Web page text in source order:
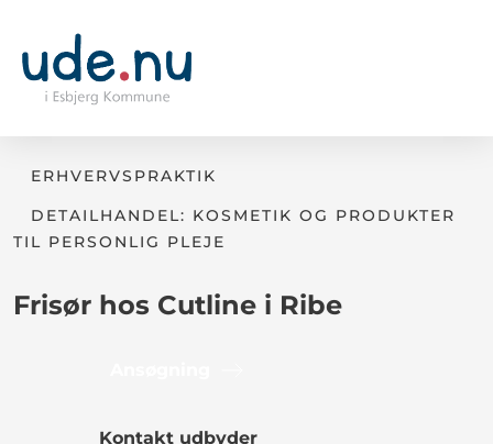
ERHVERVSPRAKTIK
DETAILHANDEL: KOSMETIK OG PRODUKTER
TIL PERSONLIG PLEJE
Frisør hos Cutline i Ribe
Kontakt udbyder